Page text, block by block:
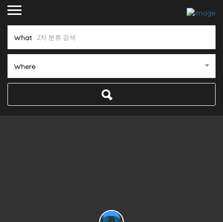
What
Where